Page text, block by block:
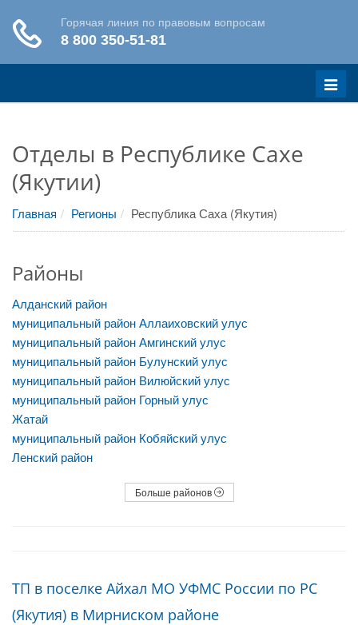
Меню
Отделы в Республике Сахе
(Якутии)
Главная Регионы Республика Саха (Якутия)
Районы
Алданский район
муниципальный район Аллаиховский улус
муниципальный район Амгинский улус
муниципальный район Булунский улус
муниципальный район Вилюйский улус
муниципальный район Горный улус
Жатай
муниципальный район Кобяйский улус
Ленский район
Больше районов
ТП в поселке Айхал МО УФМС России по РС
(Якутия) в Мирниском районе